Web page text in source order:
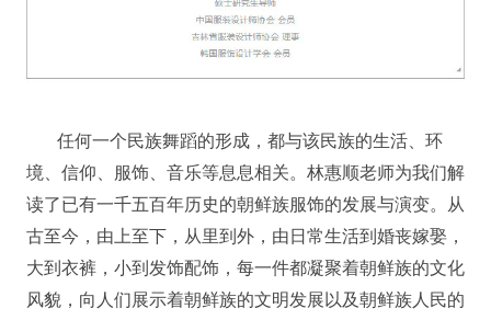
任何一个民族舞蹈的形成，都与该民族的生活、环
境、信仰、服饰、音乐等息息相关。林惠顺老师为我们解
读了已有一千五百年历史的朝鲜族服饰的发展与演变。从
古至今，由上至下，从里到外，由日常生活到婚丧嫁娶，
大到衣裤，小到发饰配饰，每一件都凝聚着朝鲜族的文化
风貌，向人们展示着朝鲜族的文明发展以及朝鲜族人民的